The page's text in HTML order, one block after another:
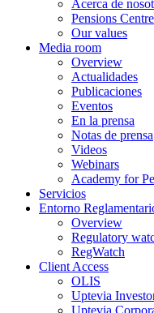
Acerca de
Pensions Centre
Our values
Media room
Overview
Actualidades
Publicaciones
Eventos
En la prensa
Notas de prensa
Videos
Webinars
Academy for
Servicios
Entorno
Overview
Regulatory
RegWatch
Client Access
OLIS
Uptevia